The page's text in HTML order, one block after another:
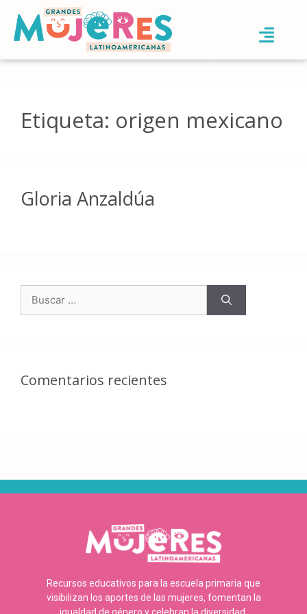
Etiqueta: origen mexicano
Gloria Anzaldúa
Comentarios recientes
Recursos educativos para la escuela primaria que
visibilizan los aportes de las mujeres, fomentan la
igualdad de género y celebran la diversidad.